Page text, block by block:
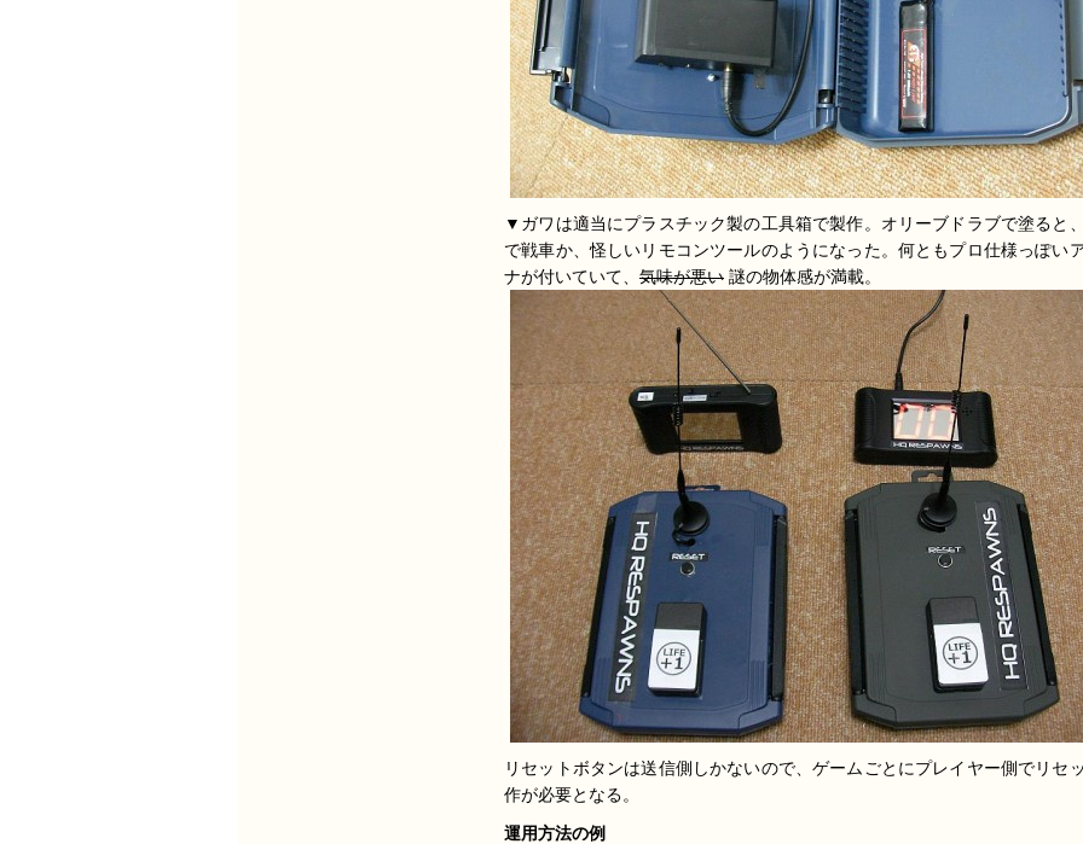
▼ガワは適当にプラスチック製の工具箱で製作。オリーブドラブで塗ると
で戦車か、怪しいリモコンツールのようになった。何ともプロ仕様っぽい
ナが付いていて、 気味が悪い 謎の物体感が満載。
リセットボタンは送信側しかないので、ゲームごとにプレイヤー側でリセ
作が必要となる。
運用方法の例